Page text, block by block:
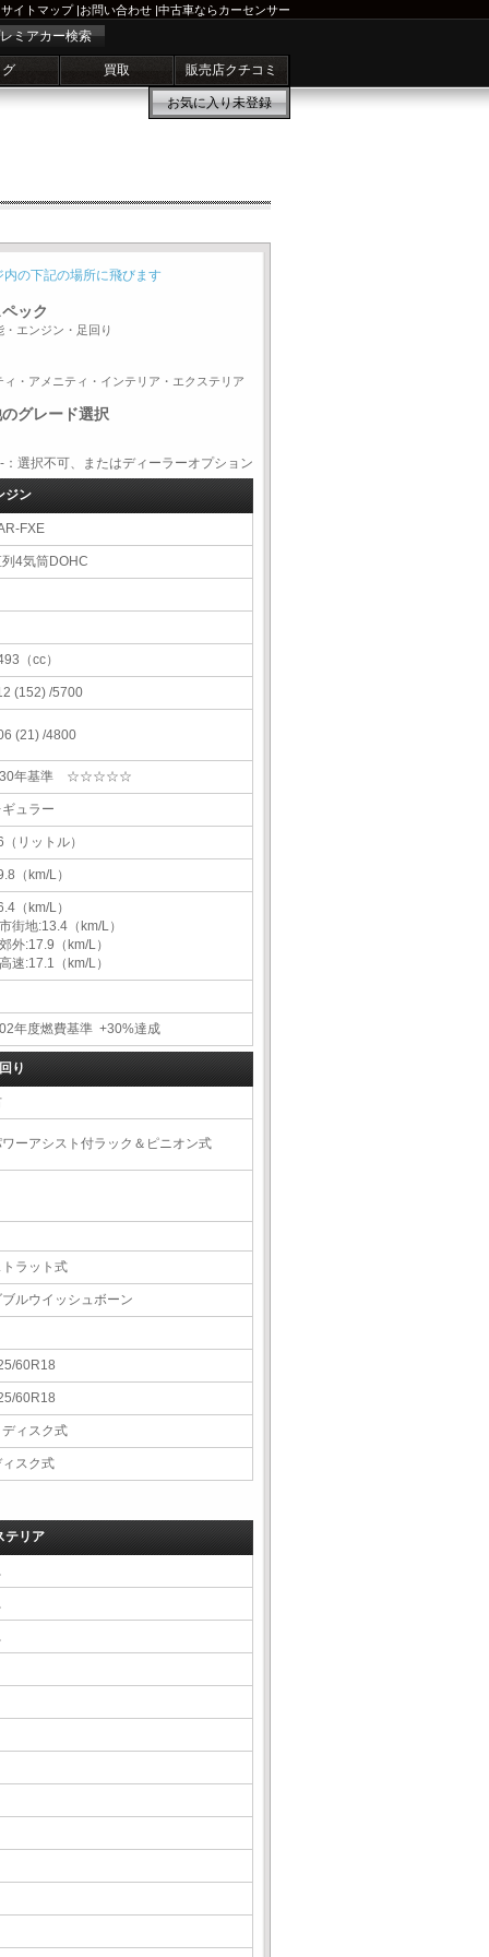
サイトマップ|お問い合わせ |中古車ならカーセンサー
ミアカー検索
買取 販売店クチコミ
お気に入り未登録
内の下記の場所に飛びます
ック
・エンジン・足回り
ィ・アメニティ・インテリア・エクステリア
グレード選択
択不可、またはディーラーオプション
ジン
FXE
4気筒DOHC
（cc）
(152) /5700
(21) /4800
年基準 ☆☆☆☆☆
ュラー
（リットル）
（km/L）
（km/L）
街地:13.4（km/L）
外:17.9（km/L）
速:17.1（km/L）
年度燃費基準 +30%達成
り
ーアシスト付ラック＆ピニオン式
ラット式
ルウイッシュボーン
60R18
60R18
ィスク式
スク式
テリア